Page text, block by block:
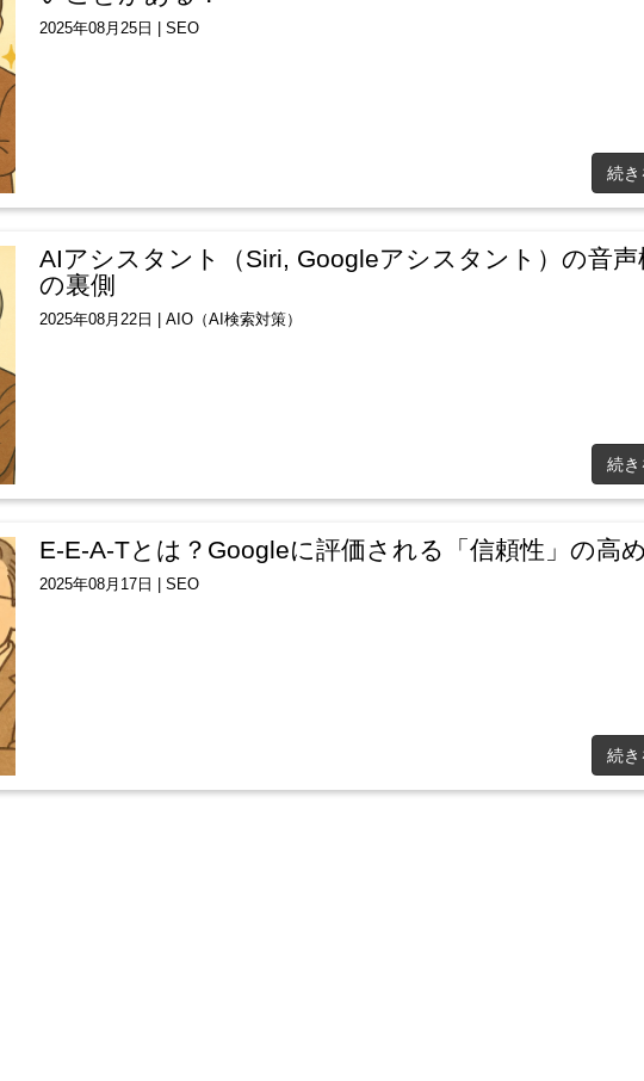
2025年08月25日 SEO
続き
AIアシスタント（Siri, Googleアシスタント）の音声
の裏側
2025年08月22日 AIO（AI検索対策）
続き
E-E-A-Tとは？Googleに評価される「信頼性」の高
2025年08月17日 SEO
続き